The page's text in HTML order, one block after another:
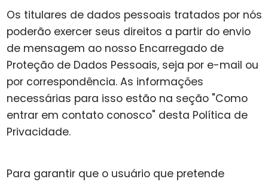
Os titulares de dados pessoais tratados por nós
poderão exercer seus direitos a partir do envio
de mensagem ao nosso Encarregado de
Proteção de Dados Pessoais, seja por e-mail ou
por correspondência. As informações
necessárias para isso estão na seção "Como
entrar em contato conosco" desta Política de
Privacidade.
Para garantir que o usuário que pretende